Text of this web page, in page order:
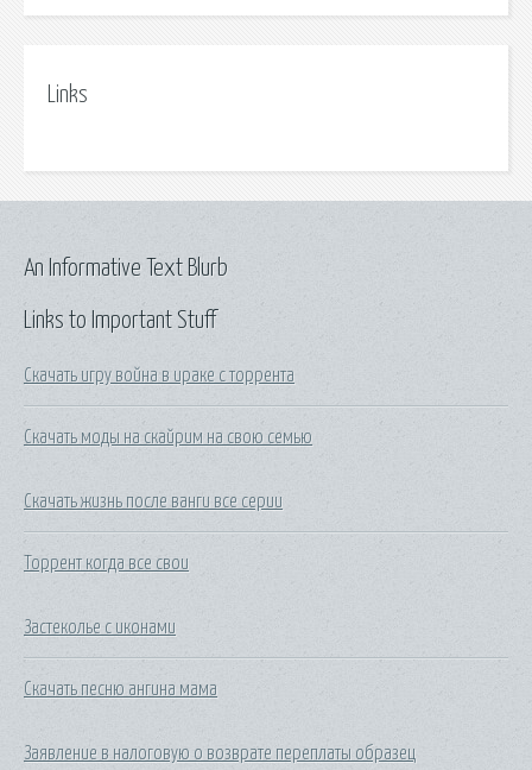
Links
Links to Important Stuff
Скачать игру война в ираке с торрента
Скачать моды на скайрим на свою семью
Скачать жизнь после ванги все серии
Торрент когда все свои
Застеколье с иконами
Скачать песню ангина мама
Заявление в налоговую о возврате переплаты образец
An Informative Text Blurb